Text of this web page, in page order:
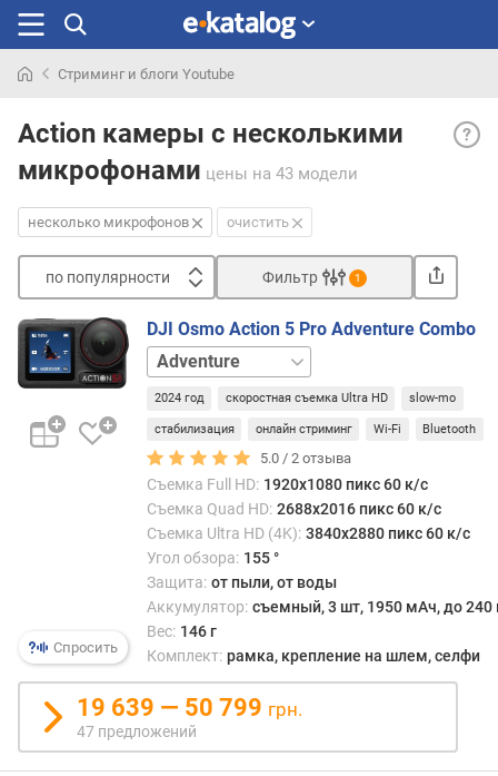
раньше
Стриминг и блоги Youtube
Action камеры с несколькими
микрофонами цены на 43 модели
чаще
но
несколько микрофонов очистить
по популярности
о
п
о
п
и
т
Фильтр 1
Спросить
DJI Osmo Action 5 Pro Adventure Combo
базовый
набор
2024 год скоростная съемка Ultra HD slow-mo
стабилизация онлайн стриминг Wi-Fi Bluetooth
5.0 /2 отзыва
Съемка Full HD: 1920x1080 пикс 60 к/с
Съемка Quad HD: 2688x2016 пикс 60 к/с
Съемка Ultra HD (4K): 3840x2880 пикс 60 к/с
Угол обзора: 155 °
Защита: от пыли, от воды
Аккумулятор: съемный, 3 шт, 1950 мАч, до 240
Вес: 146 г
Комплект: рамка, крепление на шлем, селфи
19 639 — 50 799 грн.
47 предложений